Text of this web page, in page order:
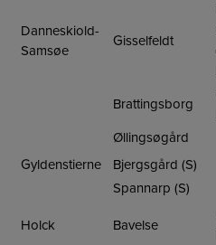
Danneskiold-
Samsøe
Gisselfeldt
Brattingsborg
Øllingsøgård
Gyldenstierne
Bjergsgård (S)
Spannarp (S)
Holck
Bavelse